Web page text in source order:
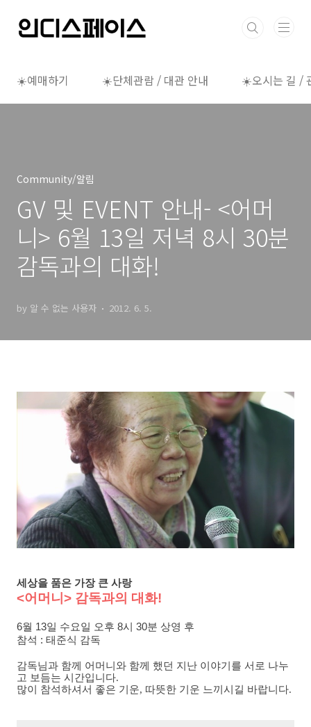
☀️예매하기 ☀️단체관람 / 대관 안내 ☀️오시는 길 /
Community/알림
GV 및 EVENT 안내- <어머
니> 6월 13일 저녁 8시 30분
감독과의 대화!
by 알 수 없는 사용자 2012. 6. 5.
세상을 품은 가장 큰 사랑
<어머니> 감독과의 대화!
6월 13일 수요일 오후 8시 30분 상영 후
참석 : 태준식 감독
감독님과 함께 어머니와 함께 했던 지난 이야기를 서로 나누
고 보듬는 시간입니다.
많이 참석하셔서 좋은 기운, 따뜻한 기운 느끼시길 바랍니다.